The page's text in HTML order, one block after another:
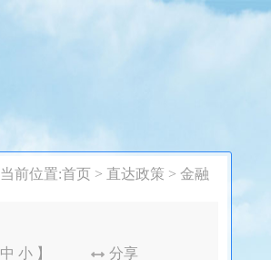
当前位置:首页 > 直达政策 > 金融
中 小】 分享